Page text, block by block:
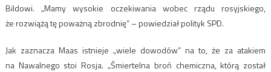
Bildowi. „Mamy wysokie oczekiwania wobec rządu rosyjskiego,
że rozwiążą tę poważną zbrodnię” – powiedział polityk SPD.
Jak zaznacza Maas istnieje „wiele dowodów” na to, że za atakiem
na Nawalnego stoi Rosja. „Śmiertelna broń chemiczna, którą został